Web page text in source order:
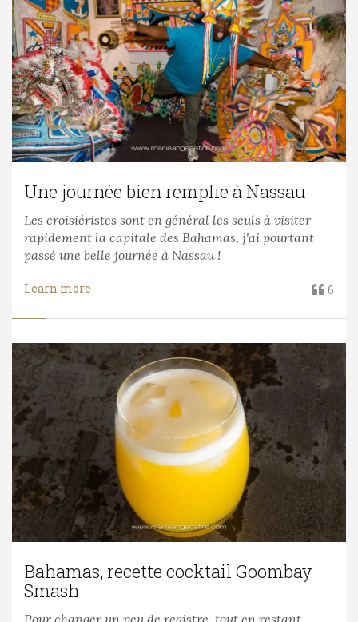
Une journée bien remplie à Nassau
Les croisiéristes sont en général les seuls à visiter
rapidement la capitale des Bahamas, j'ai pourtant
passé une belle journée à Nassau !
Learn more 6
Bahamas, recette cocktail Goombay
Smash